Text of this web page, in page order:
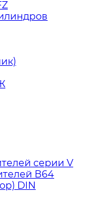
серии V
В64
DIN